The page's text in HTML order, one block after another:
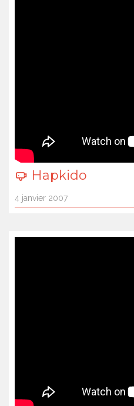
Hapkido
4 janvier 2007